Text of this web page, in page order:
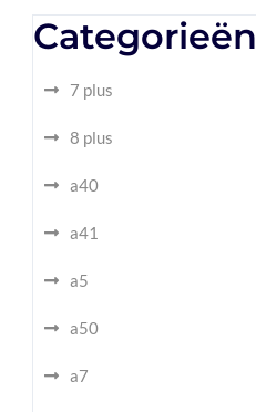
Categorieën
7 plus
8 plus
a40
a41
a5
a50
a7